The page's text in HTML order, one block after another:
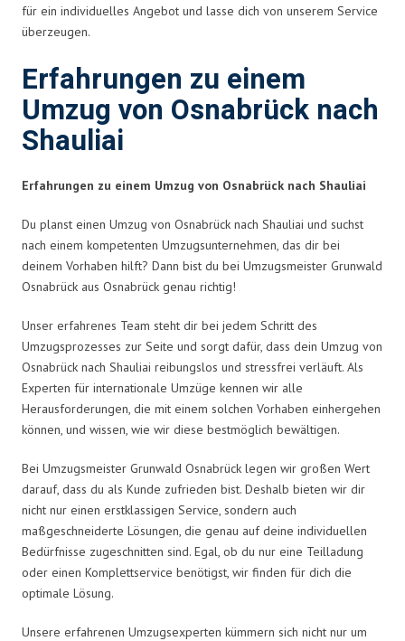
für ein individuelles Angebot und lasse dich von unserem Service
überzeugen.
Erfahrungen zu einem
Umzug von Osnabrück nach
Shauliai
Erfahrungen zu einem Umzug von Osnabrück nach Shauliai
Du planst einen Umzug von Osnabrück nach Shauliai und suchst
nach einem kompetenten Umzugsunternehmen, das dir bei
deinem Vorhaben hilft? Dann bist du bei Umzugsmeister Grunwald
Osnabrück aus Osnabrück genau richtig!
Unser erfahrenes Team steht dir bei jedem Schritt des
Umzugsprozesses zur Seite und sorgt dafür, dass dein Umzug von
Osnabrück nach Shauliai reibungslos und stressfrei verläuft. Als
Experten für internationale Umzüge kennen wir alle
Herausforderungen, die mit einem solchen Vorhaben einhergehen
können, und wissen, wie wir diese bestmöglich bewältigen.
Bei Umzugsmeister Grunwald Osnabrück legen wir großen Wert
darauf, dass du als Kunde zufrieden bist. Deshalb bieten wir dir
nicht nur einen erstklassigen Service, sondern auch
maßgeschneiderte Lösungen, die genau auf deine individuellen
Bedürfnisse zugeschnitten sind. Egal, ob du nur eine Teilladung
oder einen Komplettservice benötigst, wir finden für dich die
optimale Lösung.
Unsere erfahrenen Umzugsexperten kümmern sich nicht nur um